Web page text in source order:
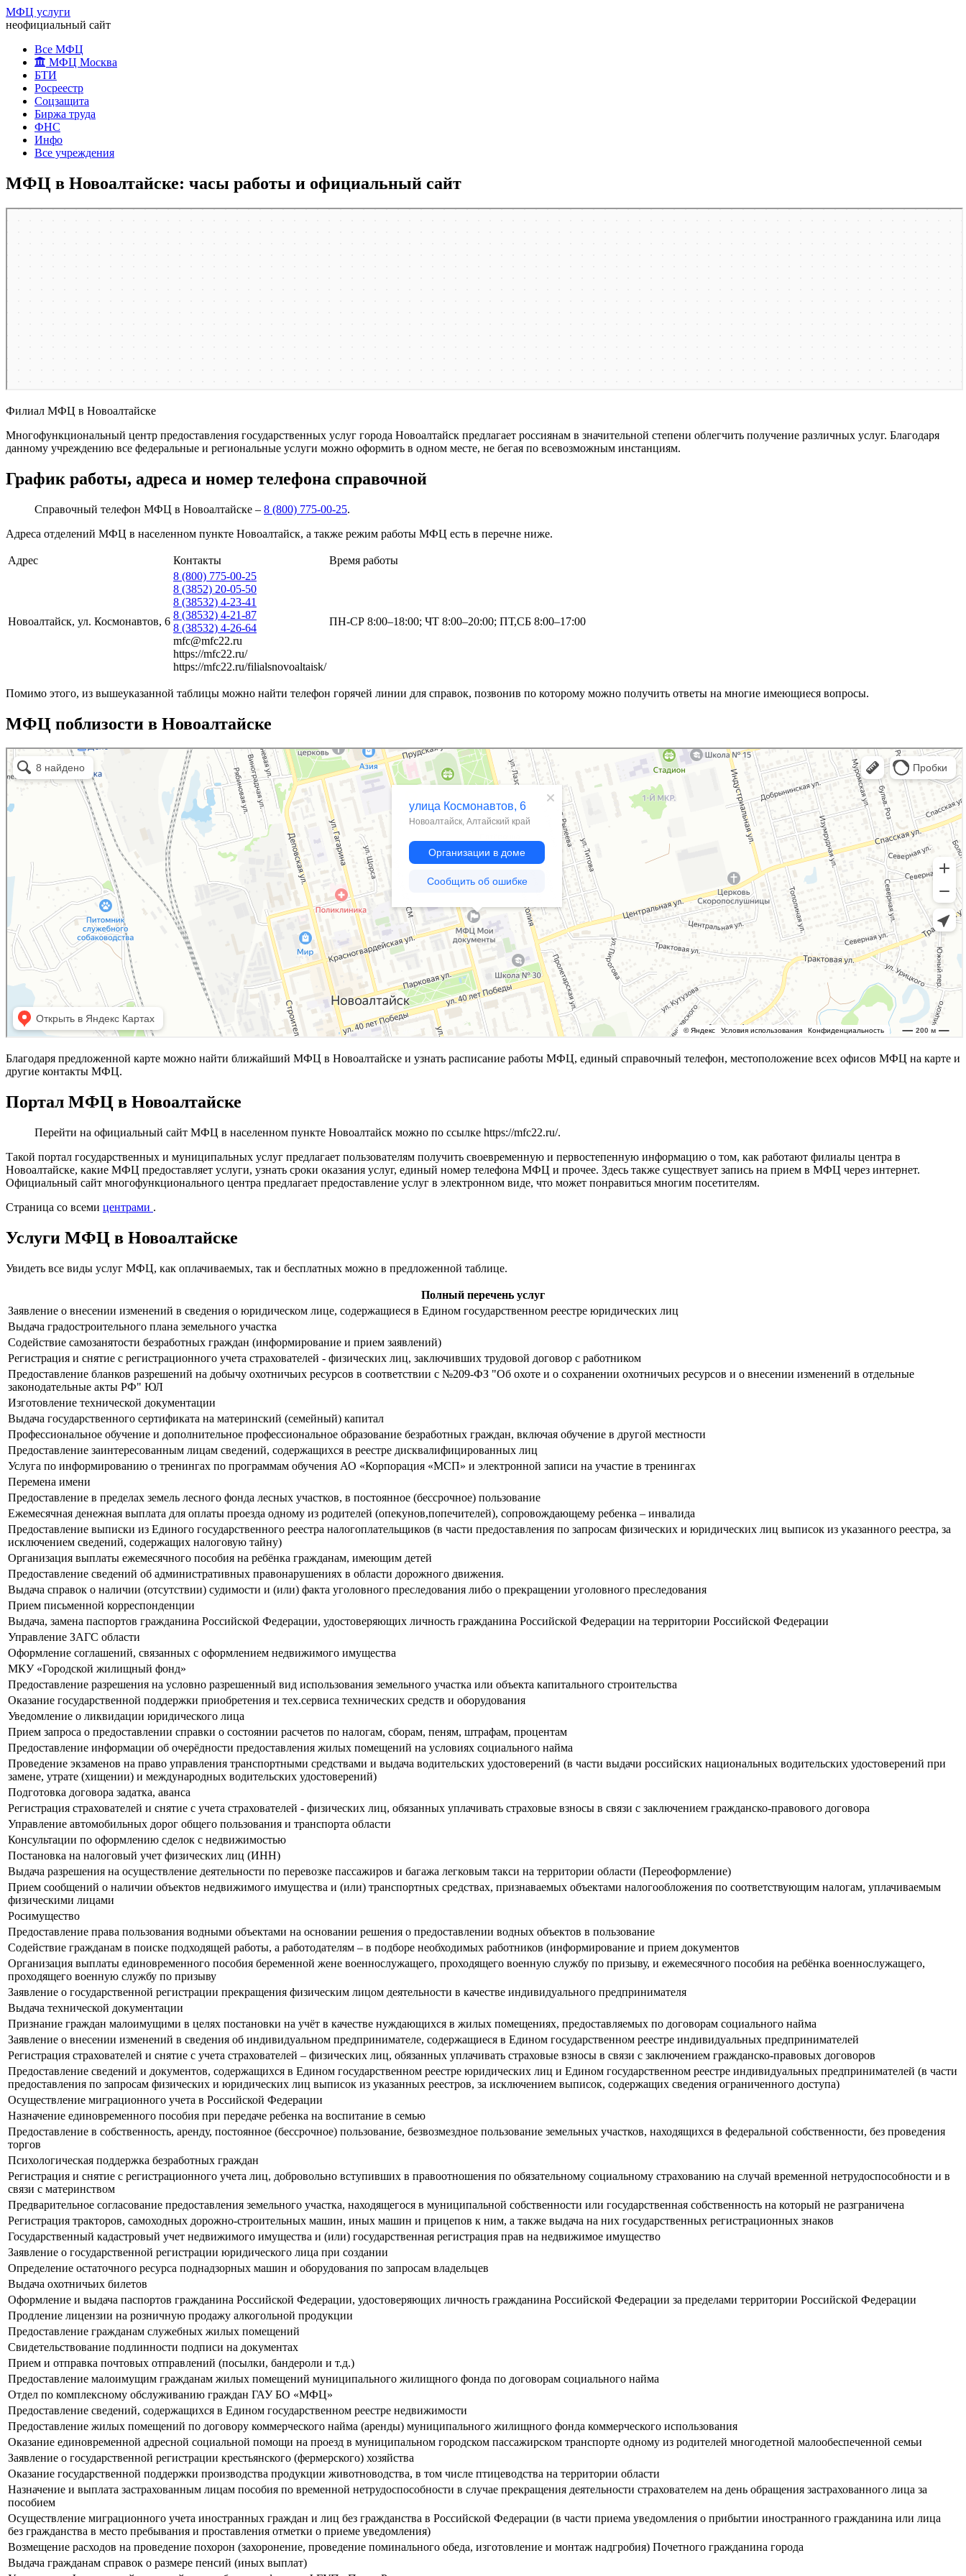
МФЦ услуги
неофициальный сайт
Все МФЦ
МФЦ Москва
БТИ
Росреестр
Соцзащита
Биржа труда
ФНС
Инфо
Все учреждения
МФЦ в Новоалтайске: часы работы и официальный сайт
Филиал МФЦ в Новоалтайске
Многофункциональный центр предоставления государственных услуг города Новоалтайск предлагает россиянам в значительной степени облегчить получение различных услуг. Благодаря
данному учреждению все федеральные и региональные услуги можно оформить в одном месте, не бегая по всевозможным инстанциям.
График работы, адреса и номер телефона справочной
Справочный телефон МФЦ в Новоалтайске – 8 (800) 775-00-25.
Адреса отделений МФЦ в населенном пункте Новоалтайск, а также режим работы МФЦ есть в перечне ниже.
Адрес Контакты Время работы
Новоалтайск, ул. Космонавтов, 6
8 (800) 775-00-25
8 (3852) 20-05-50
8 (38532) 4-23-41
8 (38532) 4-21-87
8 (38532) 4-26-64
mfc@mfc22.ru
https://mfc22.ru/
https://mfc22.ru/filialsnovoaltaisk/
ПН-СР 8:00–18:00; ЧТ 8:00–20:00; ПТ,СБ 8:00–17:00
Помимо этого, из вышеуказанной таблицы можно найти телефон горячей линии для справок, позвонив по которому можно получить ответы на многие имеющиеся вопросы.
МФЦ поблизости в Новоалтайске
Благодаря предложенной карте можно найти ближайший МФЦ в Новоалтайске и узнать расписание работы МФЦ, единый справочный телефон, местоположение всех офисов МФЦ на карте и
другие контакты МФЦ.
Портал МФЦ в Новоалтайске
Перейти на официальный сайт МФЦ в населенном пункте Новоалтайск можно по ссылке https://mfc22.ru/.
Такой портал государственных и муниципальных услуг предлагает пользователям получить своевременную и первостепенную информацию о том, как работают филиалы центра в
Новоалтайске, какие МФЦ предоставляет услуги, узнать сроки оказания услуг, единый номер телефона МФЦ и прочее. Здесь также существует запись на прием в МФЦ через интернет.
Официальный сайт многофункционального центра предлагает предоставление услуг в электронном виде, что может понравиться многим посетителям.
Страница со всеми центрами .
Услуги МФЦ в Новоалтайске
Увидеть все виды услуг МФЦ, как оплачиваемых, так и бесплатных можно в предложенной таблице.
Полный перечень услуг
Заявление о внесении изменений в сведения о юридическом лице, содержащиеся в Едином государственном реестре юридических лиц
Выдача градостроительного плана земельного участка
Содействие самозанятости безработных граждан (информирование и прием заявлений)
Регистрация и снятие с регистрационного учета страхователей - физических лиц, заключивших трудовой договор с работником
Предоставление бланков разрешений на добычу охотничьих ресурсов в соответствии с №209-ФЗ "Об охоте и о сохранении охотничьих ресурсов и о внесении изменений в отдельные
законодательные акты РФ" ЮЛ
Изготовление технической документации
Выдача государственного сертификата на материнский (семейный) капитал
Профессиональное обучение и дополнительное профессиональное образование безработных граждан, включая обучение в другой местности
Предоставление заинтересованным лицам сведений, содержащихся в реестре дисквалифицированных лиц
Услуга по информированию о тренингах по программам обучения АО «Корпорация «МСП» и электронной записи на участие в тренингах
Перемена имени
Предоставление в пределах земель лесного фонда лесных участков, в постоянное (бессрочное) пользование
Ежемесячная денежная выплата для оплаты проезда одному из родителей (опекунов,попечителей), сопровождающему ребенка – инвалида
Предоставление выписки из Единого государственного реестра налогоплательщиков (в части предоставления по запросам физических и юридических лиц выписок из указанного реестра, за
исключением сведений, содержащих налоговую тайну)
Организация выплаты ежемесячного пособия на ребёнка гражданам, имеющим детей
Предоставление сведений об административных правонарушениях в области дорожного движения.
Выдача справок о наличии (отсутствии) судимости и (или) факта уголовного преследования либо о прекращении уголовного преследования
Прием письменной корреспонденции
Выдача, замена паспортов гражданина Российской Федерации, удостоверяющих личность гражданина Российской Федерации на территории Российской Федерации
Управление ЗАГС области
Оформление соглашений, связанных с оформлением недвижимого имущества
МКУ «Городской жилищный фонд»
Предоставление разрешения на условно разрешенный вид использования земельного участка или объекта капитального строительства
Оказание государственной поддержки приобретения и тех.сервиса технических средств и оборудования
Уведомление о ликвидации юридического лица
Прием запроса о предоставлении справки о состоянии расчетов по налогам, сборам, пеням, штрафам, процентам
Предоставление информации об очерёдности предоставления жилых помещений на условиях социального найма
Проведение экзаменов на право управления транспортными средствами и выдача водительских удостоверений (в части выдачи российских национальных водительских удостоверений при
замене, утрате (хищении) и международных водительских удостоверений)
Подготовка договора задатка, аванса
Регистрация страхователей и снятие с учета страхователей - физических лиц, обязанных уплачивать страховые взносы в связи с заключением гражданско-правового договора
Управление автомобильных дорог общего пользования и транспорта области
Консультации по оформлению сделок с недвижимостью
Постановка на налоговый учет физических лиц (ИНН)
Выдача разрешения на осуществление деятельности по перевозке пассажиров и багажа легковым такси на территории области (Переоформление)
Прием сообщений о наличии объектов недвижимого имущества и (или) транспортных средствах, признаваемых объектами налогообложения по соответствующим налогам, уплачиваемым
физическими лицами
Росимущество
Предоставление права пользования водными объектами на основании решения о предоставлении водных объектов в пользование
Содействие гражданам в поиске подходящей работы, а работодателям – в подборе необходимых работников (информирование и прием документов
Организация выплаты единовременного пособия беременной жене военнослужащего, проходящего военную службу по призыву, и ежемесячного пособия на ребёнка военнослужащего,
проходящего военную службу по призыву
Заявление о государственной регистрации прекращения физическим лицом деятельности в качестве индивидуального предпринимателя
Выдача технической документации
Признание граждан малоимущими в целях постановки на учёт в качестве нуждающихся в жилых помещениях, предоставляемых по договорам социального найма
Заявление о внесении изменений в сведения об индивидуальном предпринимателе, содержащиеся в Едином государственном реестре индивидуальных предпринимателей
Регистрация страхователей и снятие с учета страхователей – физических лиц, обязанных уплачивать страховые взносы в связи с заключением гражданско-правовых договоров
Предоставление сведений и документов, содержащихся в Едином государственном реестре юридических лиц и Едином государственном реестре индивидуальных предпринимателей (в части
предоставления по запросам физических и юридических лиц выписок из указанных реестров, за исключением выписок, содержащих сведения ограниченного доступа)
Осуществление миграционного учета в Российской Федерации
Назначение единовременного пособия при передаче ребенка на воспитание в семью
Предоставление в собственность, аренду, постоянное (бессрочное) пользование, безвозмездное пользование земельных участков, находящихся в федеральной собственности, без проведения
торгов
Психологическая поддержка безработных граждан
Регистрация и снятие с регистрационного учета лиц, добровольно вступивших в правоотношения по обязательному социальному страхованию на случай временной нетрудоспособности и в
связи с материнством
Предварительное согласование предоставления земельного участка, находящегося в муниципальной собственности или государственная собственность на который не разграничена
Регистрация тракторов, самоходных дорожно-строительных машин, иных машин и прицепов к ним, а также выдача на них государственных регистрационных знаков
Государственный кадастровый учет недвижимого имущества и (или) государственная регистрация прав на недвижимое имущество
Заявление о государственной регистрации юридического лица при создании
Определение остаточного ресурса поднадзорных машин и оборудования по запросам владельцев
Выдача охотничьих билетов
Оформление и выдача паспортов гражданина Российской Федерации, удостоверяющих личность гражданина Российской Федерации за пределами территории Российской Федерации
Продление лицензии на розничную продажу алкогольной продукции
Предоставление гражданам служебных жилых помещений
Свидетельствование подлинности подписи на документах
Прием и отправка почтовых отправлений (посылки, бандероли и т.д.)
Предоставление малоимущим гражданам жилых помещений муниципального жилищного фонда по договорам социального найма
Отдел по комплексному обслуживанию граждан ГАУ БО «МФЦ»
Предоставление сведений, содержащихся в Едином государственном реестре недвижимости
Предоставление жилых помещений по договору коммерческого найма (аренды) муниципального жилищного фонда коммерческого использования
Оказание единовременной адресной социальной помощи на проезд в муниципальном городском пассажирском транспорте одному из родителей многодетной малообеспеченной семьи
Заявление о государственной регистрации крестьянского (фермерского) хозяйства
Оказание государственной поддержки производства продукции животноводства, в том числе птицеводства на территории области
Назначение и выплата застрахованным лицам пособия по временной нетрудоспособности в случае прекращения деятельности страхователем на день обращения застрахованного лица за
пособием
Осуществление миграционного учета иностранных граждан и лиц без гражданства в Российской Федерации (в части приема уведомления о прибытии иностранного гражданина или лица
без гражданства в место пребывания и проставления отметки о приеме уведомления)
Возмещение расходов на проведение похорон (захоронение, проведение поминального обеда, изготовление и монтаж надгробия) Почетного гражданина города
Выдача гражданам справок о размере пенсий (иных выплат)